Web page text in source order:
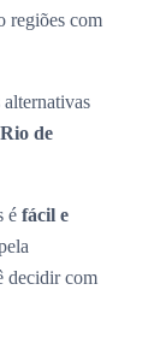
regiões com
de
é fácil e
decidir com